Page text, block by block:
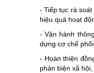
- Tiếp tục rà
hiệu quả hoạt
- Vận hành
dựng cơ chế
- Hoàn thiện
phản biện xã